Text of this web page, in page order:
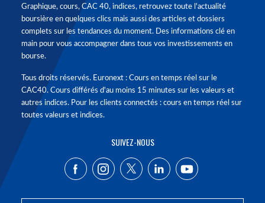
Graphique, cours, CAC 40, indices, retrouvez toute l'actualité
boursière en quelques clics mais aussi des articles et dossiers
complets sur les tendances du moment. Des informations clé en
main pour vous accompagner dans tous vos investissements en
bourse.
Tous droits réservés. Euronext : Cours en temps réel sur le
CAC40. Cours différés d'au moins 15 minutes sur les valeurs et
autres indices. Pour les clients connectés : cours en temps réel sur
toutes valeurs et indices.
SUIVEZ-NOUS